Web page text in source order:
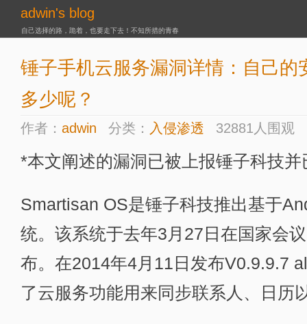
adwin's blog
自己选择的路，跪着，也要走下去！不知所措的青春
锤子手机云服务漏洞详情：自己的
多少呢？
作者： adwin 分类： 入侵渗透 32881人围观
*本文阐述的漏洞已被上报锤子科技
Smartisan OS是锤子科技推出基于
统。该系统于去年3月27日在国家会
布。在2014年4月11日发布V0.9.9.7
了云服务功能用来同步联系人、日历